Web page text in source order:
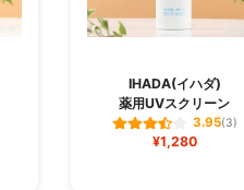
IHADA(イハダ)
薬用UVスクリーン
3.95(3)
¥1,280